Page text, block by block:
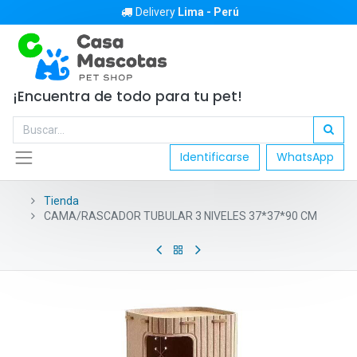
Delivery Lima - Perú
¡Encuentra de todo para tu pet!
Identificarse WhatsApp
Tienda
CAMA/RASCADOR TUBULAR 3 NIVELES 37*37*90 CM